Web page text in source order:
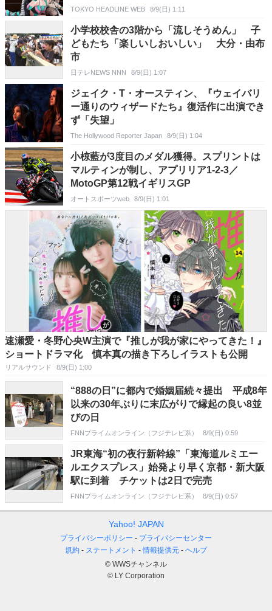
ち上がります」【TJPW】
TOKYO HEADLINE WEB 8/9(日) 1:11
小学校校舎の3階から「流しそうめん」 子
どもたち「楽しいしおいしい」 大分・由布
市
日テレNEWS NNN 8/9(日) 1:07
ジェイク・T・オースティン、『ウェイバリ
ー通りのウィザードたち』復活作に出演でき
ず「失望」
The Hollywood Reporter Japan 8/9(日) 1:04
小椋藍が3度目のメダル獲得。スプリントは
マルティンが制し、アプリリア1-2-3／
MotoGP第12戦イギリスGP
オートスポーツweb 8/9(日) 1:01
速瀬愛・冬野心央W主演で『推しが我が家にやってきた！』
ショートドラマ化 慎本真の描き下ろしイラストも公開
リアルサウンド 8/9(日) 1:00
“888の日”に都内で婚姻届続々提出 平成8年
以来の30年ぶりに末広がりで縁起の良い8並
びの日
FNNプライムオンライン（フジテレビ系） 8/9(日) 0:59
JR東海“初の夜行新幹線”「東海道ルミエー
ルエクスプレス」始発より早く京都・新大阪
駅に到着 チケットは2日で完売
FNNプライムオンライン（フジテレビ系） 8/9(日) 0:57
Yahoo! JAPAN
プライバシーポリシー
プライバシーセンター
規約
ステートメント 情報提供元
ヘルプ
© WWSチャンネル
© LY Corporation